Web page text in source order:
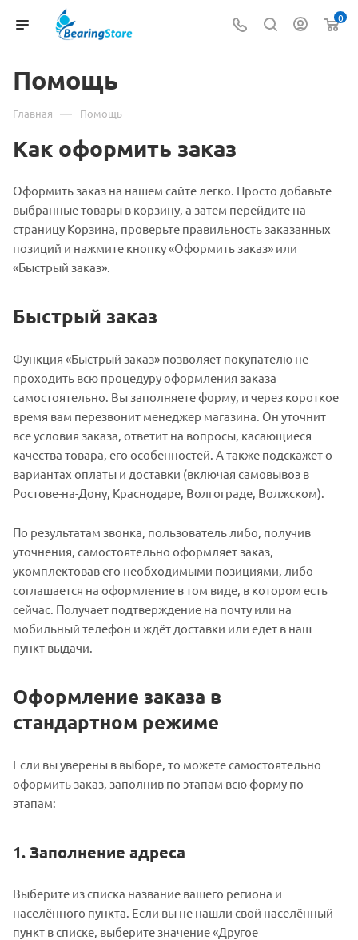
0
Помощь
Главная — Помощь
Как оформить заказ
Оформить заказ на нашем сайте легко. Просто добавьте
выбранные товары в корзину, а затем перейдите на
страницу Корзина, проверьте правильность заказанных
позиций и нажмите кнопку «Оформить заказ» или
«Быстрый заказ».
Быстрый заказ
Функция «Быстрый заказ» позволяет покупателю не
проходить всю процедуру оформления заказа
самостоятельно. Вы заполняете форму, и через короткое
время вам перезвонит менеджер магазина. Он уточнит
все условия заказа, ответит на вопросы, касающиеся
качества товара, его особенностей. А также подскажет о
вариантах оплаты и доставки (включая самовывоз в
Ростове-на-Дону, Краснодаре, Волгограде, Волжском).
По результатам звонка, пользователь либо, получив
уточнения, самостоятельно оформляет заказ,
укомплектовав его необходимыми позициями, либо
соглашается на оформление в том виде, в котором есть
сейчас. Получает подтверждение на почту или на
мобильный телефон и ждёт доставки или едет в наш
пункт выдачи.
Оформление заказа в
стандартном режиме
Если вы уверены в выборе, то можете самостоятельно
оформить заказ, заполнив по этапам всю форму по
этапам:
1. Заполнение адреса
Выберите из списка название вашего региона и
населённого пункта. Если вы не нашли свой населённый
пункт в списке, выберите значение «Другое